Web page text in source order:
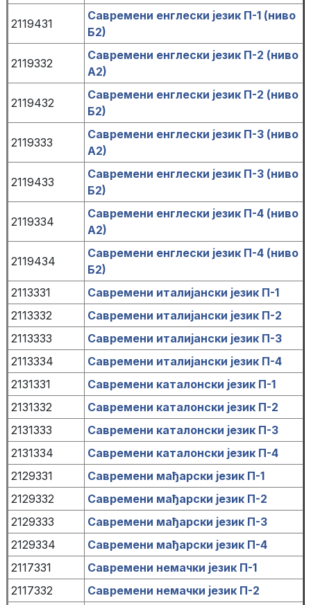
2119431
Савремени енглески језик П-1 (ниво
Б2)
2119332
Савремени енглески језик П-2 (ниво
А2)
2119432
Савремени енглески језик П-2 (ниво
Б2)
2119333
Савремени енглески језик П-3 (ниво
А2)
2119433
Савремени енглески језик П-3 (ниво
Б2)
2119334
Савремени енглески језик П-4 (ниво
А2)
2119434
Савремени енглески језик П-4 (ниво
Б2)
2113331
Савремени италијански језик П-1
2113332
Савремени италијански језик П-2
2113333
Савремени италијански језик П-3
2113334
Савремени италијански језик П-4
2131331
Савремени каталонски језик П-1
2131332
Савремени каталонски језик П-2
2131333
Савремени каталонски језик П-3
2131334
Савремени каталонски језик П-4
2129331
Савремени мађарски језик П-1
2129332
Савремени мађарски језик П-2
2129333
Савремени мађарски језик П-3
2129334
Савремени мађарски језик П-4
2117331
Савремени немачки језик П-1
2117332
Савремени немачки језик П-2